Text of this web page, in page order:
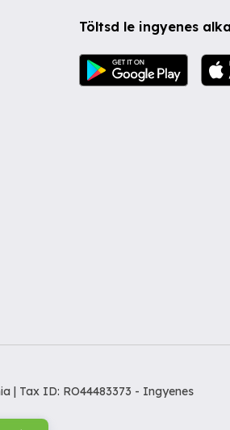
Töltsd le ingyenes
| Tax ID: RO44483373 - Ingyenes